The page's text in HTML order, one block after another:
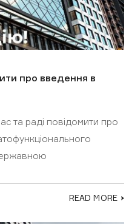
про введення в
та раді повідомити про
READ MORE